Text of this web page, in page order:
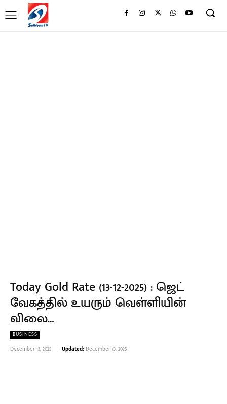
Today Gold Rate (13-12-2025) : ஜெட்
வேகத்தில் உயரும் வெள்ளியின்
விலை…
BUSINESS
December 13, 2025 Updated: December 13, 2025